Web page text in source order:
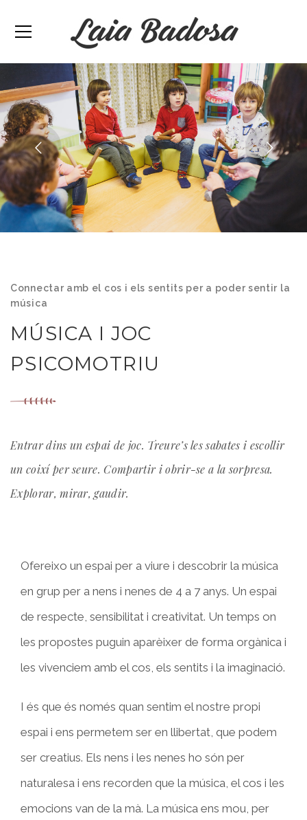
Connectar amb el cos i els sentits per a poder sentir la
música
MÚSICA I JOC
PSICOMOTRIU
Entrar dins un espai de joc. Treure’s les sabates i escollir
un coixí per seure. Compartir i obrir-se a la sorpresa.
Explorar, mirar, gaudir.
Ofereixo un espai per a viure i descobrir la música
en grup per a nens i nenes de 4 a 7 anys. Un espai
de respecte, sensibilitat i creativitat. Un temps on
les propostes puguin aparèixer de forma orgànica i
les vivenciem amb el cos, els sentits i la imaginació.
I és que és només quan sentim el nostre propi
espai i ens permetem ser en llibertat, que podem
ser creatius. Els nens i les nenes ho són per
naturalesa i ens recorden que la música, el cos i les
emocions van de la mà. La música ens mou, per